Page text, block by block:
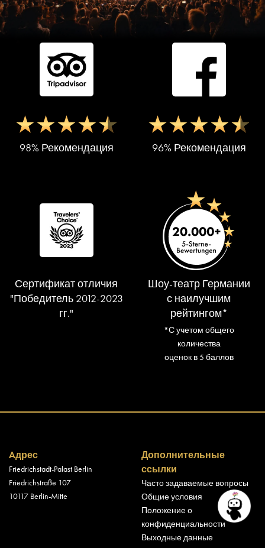
98% Рекомендация 96% Рекомендация
Сертификат отличия
"Победитель 2012-2023
гг."
Шоу-театр Германии
с наилучшим
рейтингом*
*С учетом общего
количества
оценок в 5 баллов
Aдрес
Friedrichstadt-Palast Berlin
Friedrichstraße 107
10117 Berlin-Mitte
Дополнительные
ссылки
Часто задаваемые вопросы
Общие условия
Положение о
конфиденциальности
Выходные данные